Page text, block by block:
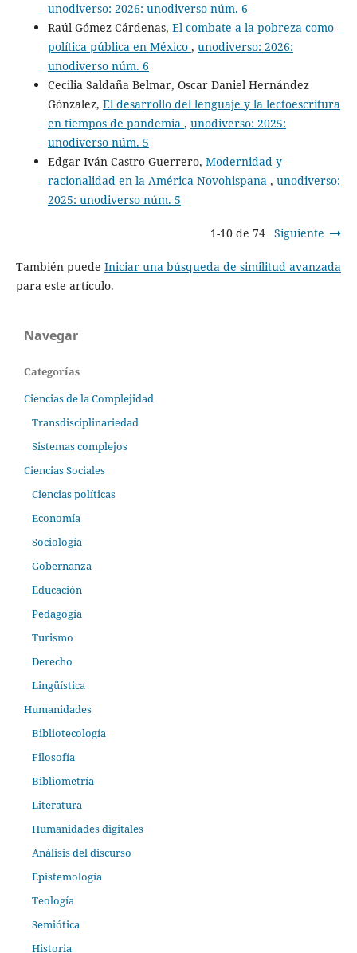
unodiverso: 2026: unodiverso núm. 6
Raúl Gómez Cárdenas, El combate a la pobreza como
política pública en México , unodiverso: 2026:
unodiverso núm. 6
Cecilia Saldaña Belmar, Oscar Daniel Hernández
Gónzalez, El desarrollo del lenguaje y la lectoescritura
en tiempos de pandemia , unodiverso: 2025:
unodiverso núm. 5
Edgar Iván Castro Guerrero, Modernidad y
racionalidad en la América Novohispana , unodiverso:
2025: unodiverso núm. 5
1-10 de 74 Siguiente
También puede Iniciar una búsqueda de similitud avanzada
para este artículo.
Navegar
Categorías
Ciencias de la Complejidad
Transdisciplinariedad
Sistemas complejos
Ciencias Sociales
Ciencias políticas
Economía
Sociología
Gobernanza
Educación
Pedagogía
Turismo
Derecho
Lingüística
Humanidades
Bibliotecología
Filosofía
Bibliometría
Literatura
Humanidades digitales
Análisis del discurso
Epistemología
Teología
Semiótica
Historia